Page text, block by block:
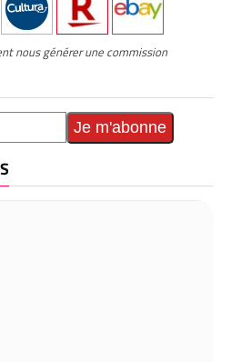
nous générer une commission